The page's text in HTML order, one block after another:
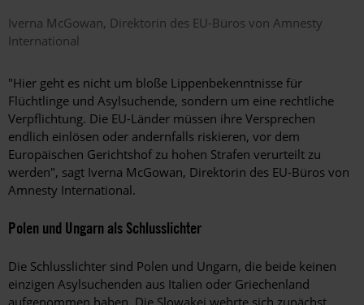
Iverna McGowan Direktorin des EU-Büros von Amnesty
International
"Hier geht es nicht um bloße Lippenbekenntnisse für
Flüchtlinge und Asylsuchende, sondern um eine rechtliche
Verpflichtung. Die EU-Länder müssen ihre Versprechen
endlich einlösen oder andernfalls riskieren, vor dem
Europäischen Gerichtshof zu hohen Strafen verurteilt zu
werden", sagt Iverna McGowan, Direktorin des EU-Büros von
Amnesty International.
Polen und Ungarn als Schlusslichter
Die Schlusslichter sind Polen und Ungarn, die beide keinen
einzigen Asylsuchenden aus Italien oder Griechenland